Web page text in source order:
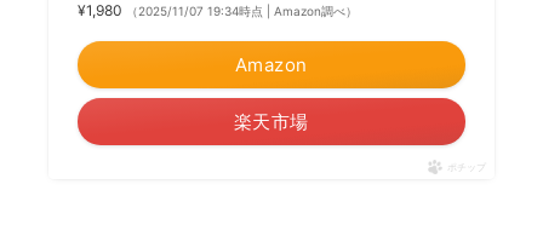
¥1,980
（2025/11/07 19:34時点 | Amazon調べ）
Amazon
楽天市場
ポチップ